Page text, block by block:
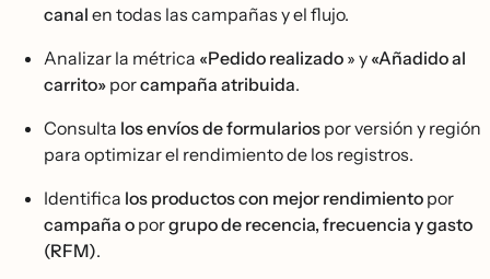
canal en todas las campañas y el flujo.
Analizar la métrica «Pedido realizado » y «Añadido al
carrito» porcampaña atribuida.
Consulta los envíos de formularios por versión y región
para optimizar el rendimiento de los registros.
Identifica los productos con mejor rendimiento por
campaña o porgrupo de recencia, frecuencia y gasto
(RFM).